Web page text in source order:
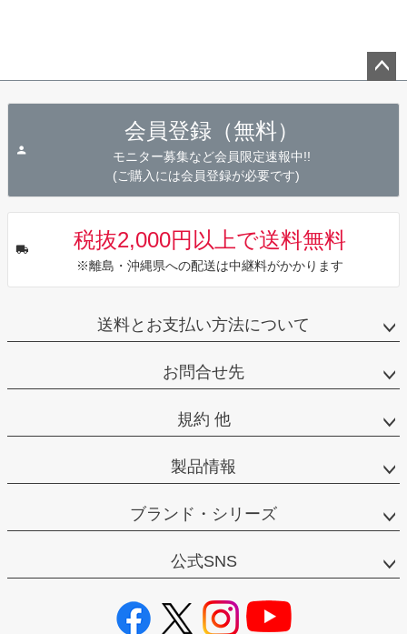
会員登録（無料）
モニター募集など会員限定速報中!!
(ご購入には会員登録が必要です)
税抜2,000円以上で送料無料
※離島・沖縄県への配送は中継料がかかります
送料とお支払い方法について
お問合せ先
規約 他
製品情報
ブランド・シリーズ
公式SNS